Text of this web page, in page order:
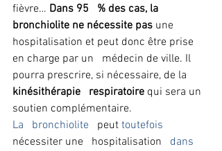
fièvre… Dans 95   % des cas, la
bronchiolite ne nécessite pas une
hospitalisation et peut donc être prise
en charge par un   médecin de ville. Il
pourra prescrire, si nécessaire, de la
kinésithérapie   respiratoire qui sera un
soutien complémentaire.
La   bronchiolite
   peut
toutefois
nécessiter une   hospitalisation
   dans